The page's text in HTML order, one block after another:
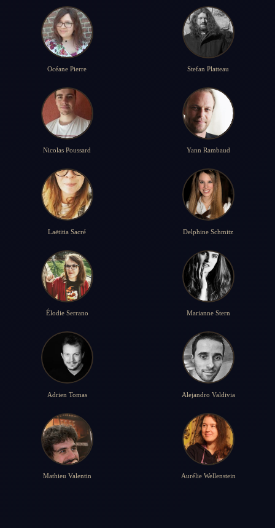
Océane Pierre Stefan Platteau
Nicolas Poussard Yann Rambaud
Laëtitia Sacré Delphine Schmitz
Élodie Serrano Marianne Stern
Adrien Tomas Alejandro Valdivia
Mathieu Valentin Aurélie Wellenstein